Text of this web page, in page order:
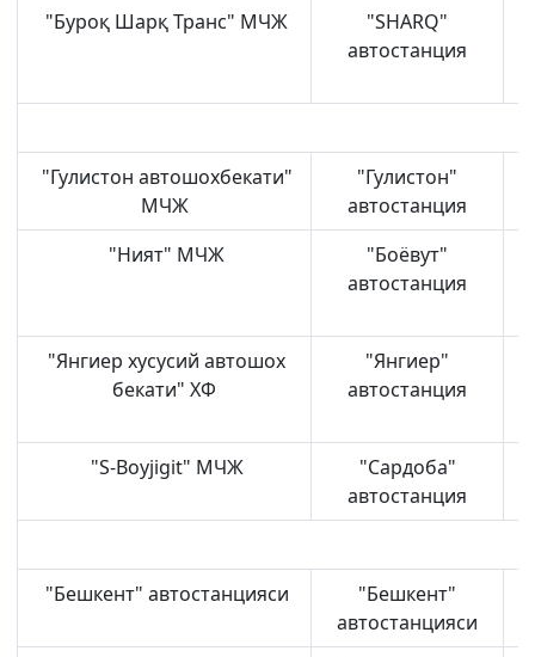
"Буроқ Шарқ Транс" МЧЖ
"SHARQ"
автостанция
"Гулистон автошохбекати"
МЧЖ
"Гулистон"
автостанция
"Ният" МЧЖ
"Боёвут"
автостанция
"Янгиер хусусий автошох
бекати" ХФ
"Янгиер"
автостанция
"S-Boyjigit" МЧЖ
"Сардоба"
автостанция
"Бешкент" автостанцияси
"Бешкент"
автостанцияси